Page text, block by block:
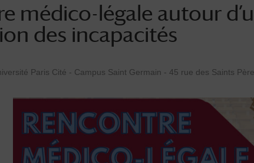
médico-légale autour
des incapacités
Paris Cité - Campus Saint Germain - 45 rue des Saints